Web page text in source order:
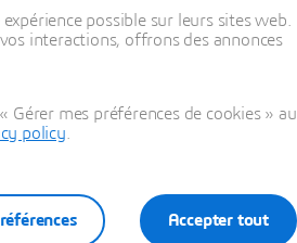
possible sur leurs sites web.
interactions, offrons des annonces
mes préférences de cookies » au
policy
Accepter tout